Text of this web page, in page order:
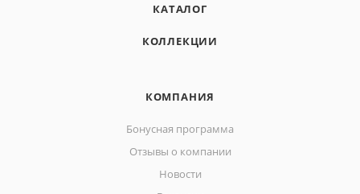
КАТАЛОГ
КОЛЛЕКЦИИ
КОМПАНИЯ
Бонусная программа
Отзывы о компании
Новости